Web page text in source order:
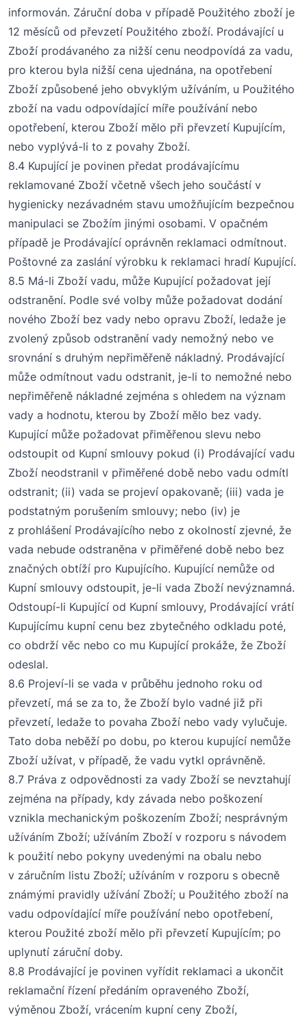
informován. Záruční doba v případě Použitého zboží je
12 měsíců od převzetí Použitého zboží. Prodávající u
Zboží prodávaného za nižší cenu neodpovídá za vadu,
pro kterou byla nižší cena ujednána, na opotřebení
Zboží způsobené jeho obvyklým užíváním, u Použitého
zboží na vadu odpovídající míře používání nebo
opotřebení, kterou Zboží mělo při převzetí Kupujícím,
nebo vyplývá-li to z povahy Zboží.
8.4 Kupující je povinen předat prodávajícímu
reklamované Zboží včetně všech jeho součástí v
hygienicky nezávadném stavu umožňujícím bezpečnou
manipulaci se Zbožím jinými osobami. V opačném
případě je Prodávající oprávněn reklamaci odmítnout.
Poštovné za zaslání výrobku k reklamaci hradí Kupující.
8.5 Má-li Zboží vadu, může Kupující požadovat její
odstranění. Podle své volby může požadovat dodání
nového Zboží bez vady nebo opravu Zboží, ledaže je
zvolený způsob odstranění vady nemožný nebo ve
srovnání s druhým nepřiměřeně nákladný. Prodávající
může odmítnout vadu odstranit, je-li to nemožné nebo
nepřiměřeně nákladné zejména s ohledem na význam
vady a hodnotu, kterou by Zboží mělo bez vady.
Kupující může požadovat přiměřenou slevu nebo
odstoupit od Kupní smlouvy pokud (i) Prodávající vadu
Zboží neodstranil v přiměřené době nebo vadu odmítl
odstranit; (ii) vada se projeví opakovaně; (iii) vada je
podstatným porušením smlouvy; nebo (iv) je
z prohlášení Prodávajícího nebo z okolností zjevné, že
vada nebude odstraněna v přiměřené době nebo bez
značných obtíží pro Kupujícího. Kupující nemůže od
Kupní smlouvy odstoupit, je-li vada Zboží nevýznamná.
Odstoupí-li Kupující od Kupní smlouvy, Prodávající vrátí
Kupujícímu kupní cenu bez zbytečného odkladu poté,
co obdrží věc nebo co mu Kupující prokáže, že Zboží
odeslal.
8.6 Projeví-li se vada v průběhu jednoho roku od
převzetí, má se za to, že Zboží bylo vadné již při
převzetí, ledaže to povaha Zboží nebo vady vylučuje.
Tato doba neběží po dobu, po kterou kupující nemůže
Zboží užívat, v případě, že vadu vytkl oprávněně.
8.7 Práva z odpovědnosti za vady Zboží se nevztahují
zejména na případy, kdy závada nebo poškození
vznikla mechanickým poškozením Zboží; nesprávným
užíváním Zboží; užíváním Zboží v rozporu s návodem
k použití nebo pokyny uvedenými na obalu nebo
v záručním listu Zboží; užíváním v rozporu s obecně
známými pravidly užívání Zboží; u Použitého zboží na
vadu odpovídající míře používání nebo opotřebení,
kterou Použité zboží mělo při převzetí Kupujícím; po
uplynutí záruční doby.
8.8 Prodávající je povinen vyřídit reklamaci a ukončit
reklamační řízení předáním opraveného Zboží,
výměnou Zboží, vrácením kupní ceny Zboží,